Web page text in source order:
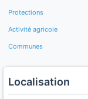
Protections
Activité agricole
Communes
Localisation